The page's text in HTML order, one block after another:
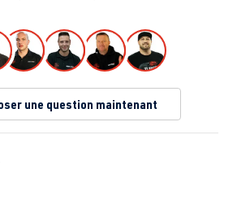
une question maintenant
5 sur 5 étoiles